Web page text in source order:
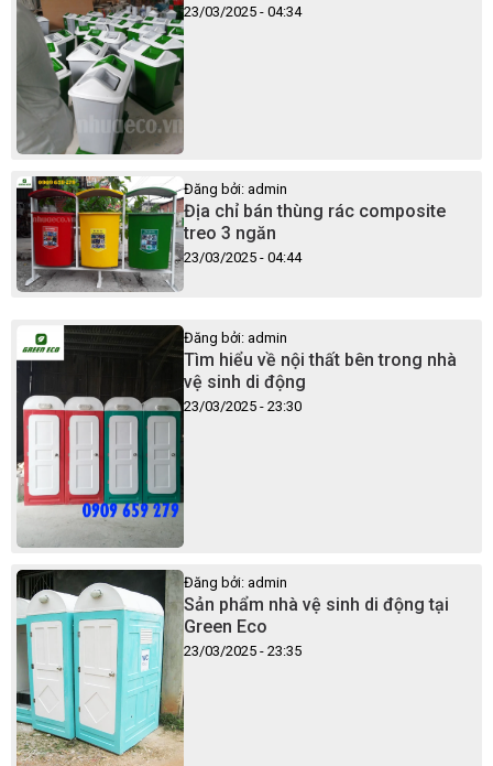
23/03/2025 - 04:34
Đăng bởi: admin
Địa chỉ bán thùng rác composite
treo 3 ngăn
23/03/2025 - 04:44
Đăng bởi: admin
Tìm hiểu về nội thất bên trong nhà
vệ sinh di động
23/03/2025 - 23:30
Đăng bởi: admin
Sản phẩm nhà vệ sinh di động tại
Green Eco
23/03/2025 - 23:35